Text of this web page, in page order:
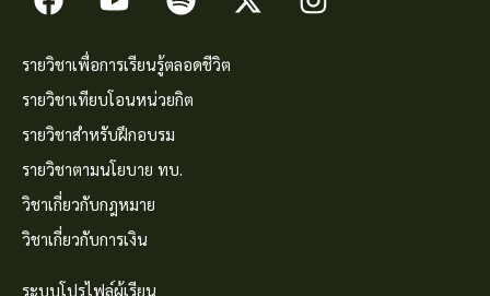
รายวิชาเพื่อการเรียนรู้ตลอดชีวิต
รายวิชาเทียบโอนหน่วยกิต
รายวิชาสำหรับฝึกอบรม
รายวิชาตามนโยบาย ทบ.
วิชาเกี่ยวกับกฎหมาย
วิชาเกี่ยวกับการเงิน
ระบบโปรไฟล์ผู้เรียน